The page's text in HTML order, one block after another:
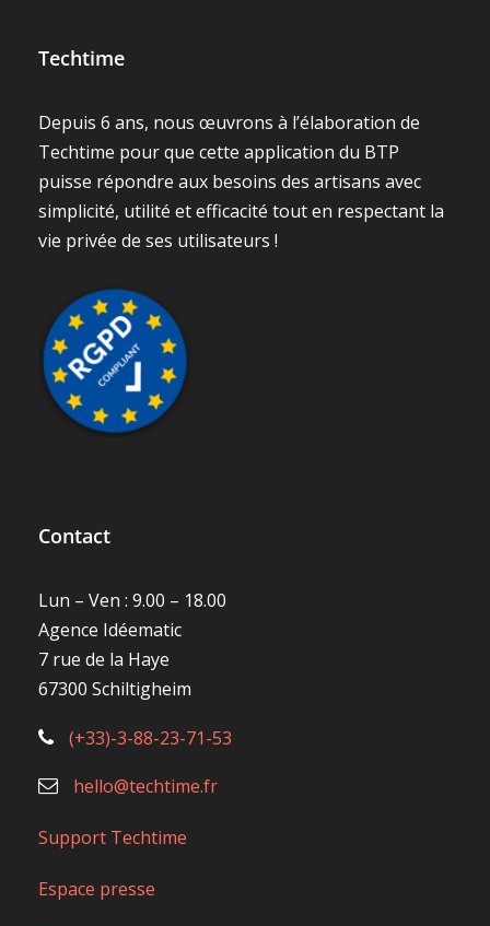
Techtime
Depuis 6 ans, nous œuvrons à l’élaboration de
Techtime pour que cette application du BTP
puisse répondre aux besoins des artisans avec
simplicité, utilité et efficacité tout en respectant la
vie privée de ses utilisateurs !
Contact
Lun – Ven : 9.00 – 18.00
Agence Idéematic
7 rue de la Haye
67300 Schiltigheim
(+33)-3-88-23-71-53
hello@techtime.fr
Support Techtime
Espace presse